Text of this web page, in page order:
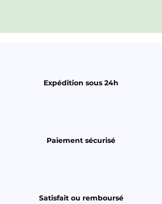
Expédition sous 24h
Paiement sécurisé
Satisfait ou remboursé